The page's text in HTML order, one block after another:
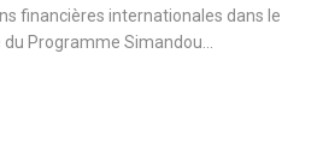
financières internationales dans le
Programme Simandou